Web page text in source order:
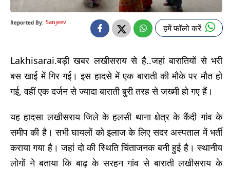
Reported By: Sanjeev
हमें फॉलो करें
Lakhisarai.बड़ी खबर लखीसराय से है..जहां बारातियों से भरी
बस खाई में गिर गई। इस हादसे में एक बाराती की मौके पर मौत हो
गई, वहीं एक दर्जन से ज्यादा बाराती बुरी तरह से जख्मी हो गए हैं।
यह हादसा लखीसराय जिले के हलसी थाना क्षेत्र के कैंदी गांव के
समीप की है। सभी घायलों को इलाज के लिए सदर अस्पताल में भर्ती
कराया गया है। जहां दो की स्थिति चिंताजनक बनी हुई है। स्थानीय
लोगों ने बताया कि बाढ़ के सरहन गांव से बाराती लखीसराय के